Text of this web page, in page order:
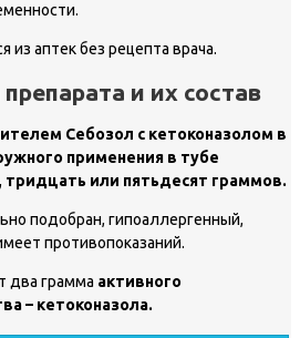
из аптек без рецепта врача.
и их состав
Себозол с кетоконазолом в
применения в тубе
или пятьдесят граммов.
подобран, гипоаллергенный,
противопоказаний.
два грамма активного
– кетоконазола.